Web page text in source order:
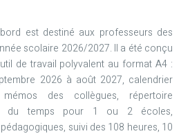
est destiné aux professeurs des
scolaire 2026/2027. Il a été conçu
de travail polyvalent au format A4 :
2026 à août 2027, calendrier
des collègues, répertoire
du temps pour 1 ou 2 écoles,
suivi des 108 heures, 10